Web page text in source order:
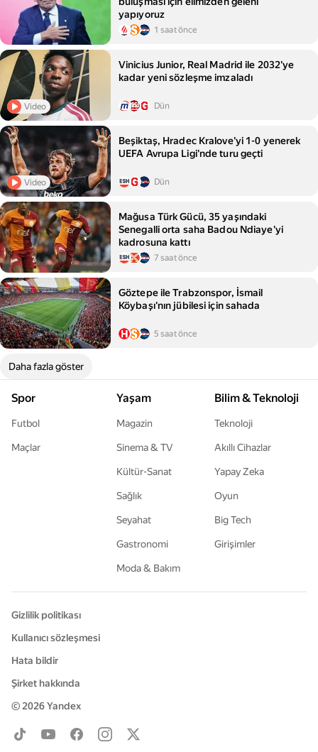
yapıyoruz
1 saat önce
Video
Vinicius Junior, Real Madrid ile 2032'ye
kadar yeni sözleşme imzaladı
Dün
Video
Beşiktaş, Hradec Kralove'yi 1-0 yenerek
UEFA Avrupa Ligi'nde turu geçti
Dün
Mağusa Türk Gücü, 35 yaşındaki
Senegalli orta saha Badou Ndiaye'yi
kadrosuna kattı
7 saat önce
Göztepe ile Trabzonspor, İsmail
Köybaşı'nın jübilesi için sahada
5 saat önce
Daha fazla göster
Spor
Futbol
Maçlar
Yaşam
Magazin
Sinema & TV
Kültür-Sanat
Sağlık
Seyahat
Gastronomi
Moda & Bakım
Bilim & Teknoloji
Teknoloji
Akıllı Cihazlar
Yapay Zeka
Oyun
Big Tech
Girişimler
© 2026Yandex
Gizlilik politikası
Kullanıcı sözleşmesi
Hata bildir
Şirket hakkında